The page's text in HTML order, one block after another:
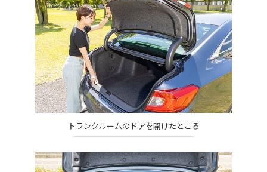
トランクルームのドアを開けたところ